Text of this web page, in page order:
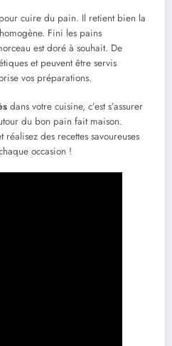
cuire du pain. Il retient bien la
Fini les pains
est doré à souhait. De
et peuvent être servis
vos préparations.
dans votre cuisine, c’est s’assurer
du bon pain fait maison.
des recettes savoureuses
occasion !